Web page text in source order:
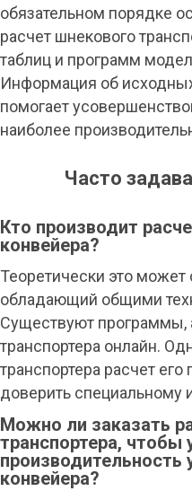
обязательном порядке
расчет шнекового
таблиц и программ
Информация об
помогает
наиболее
Часто
Кто производит
конвейера?
Теоретически это
обладающий общими
Существуют программы,
транспортера онлайн.
транспортера расчет
доверить специальному
Можно ли заказать
транспортера, чтобы
производительность
конвейера?